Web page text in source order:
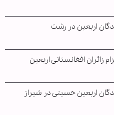
اربعین در رشت
زائران افغانستانی اربعین
اربعین حسینی در شیراز